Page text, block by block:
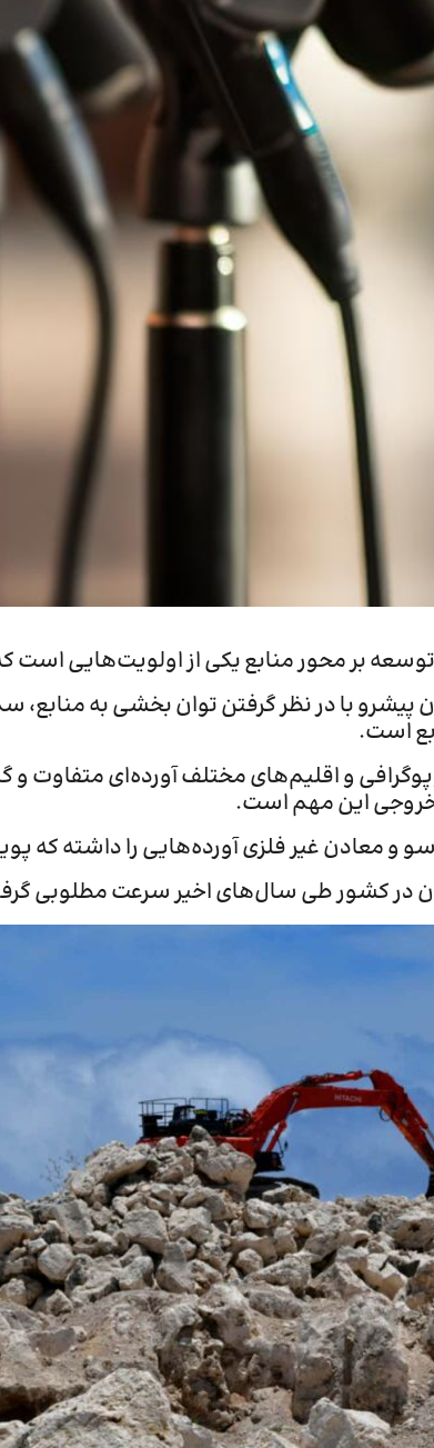
بر محور منابع یکی از اولویت‌هایی
با در نظر گرفتن توان بخشی به
است.
و اقلیم‌های مختلف آورده‌ای متفاوت
این مهم است.
و معادن غیر فلزی آورده‌هایی را داشته که
کشور طی سال‌های اخیر سرعت مطلوبی